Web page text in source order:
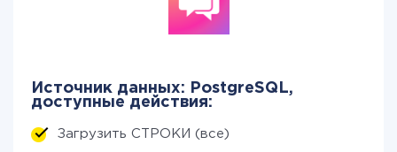
Источник данных: PostgreSQL,
доступные действия:
Загрузить СТРОКИ (все)